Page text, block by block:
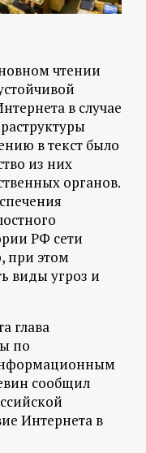
чтении
в случае
в текст было
из них
органов.
РФ сети
при этом
виды угроз и
глава
по
сообщил
Интернета в